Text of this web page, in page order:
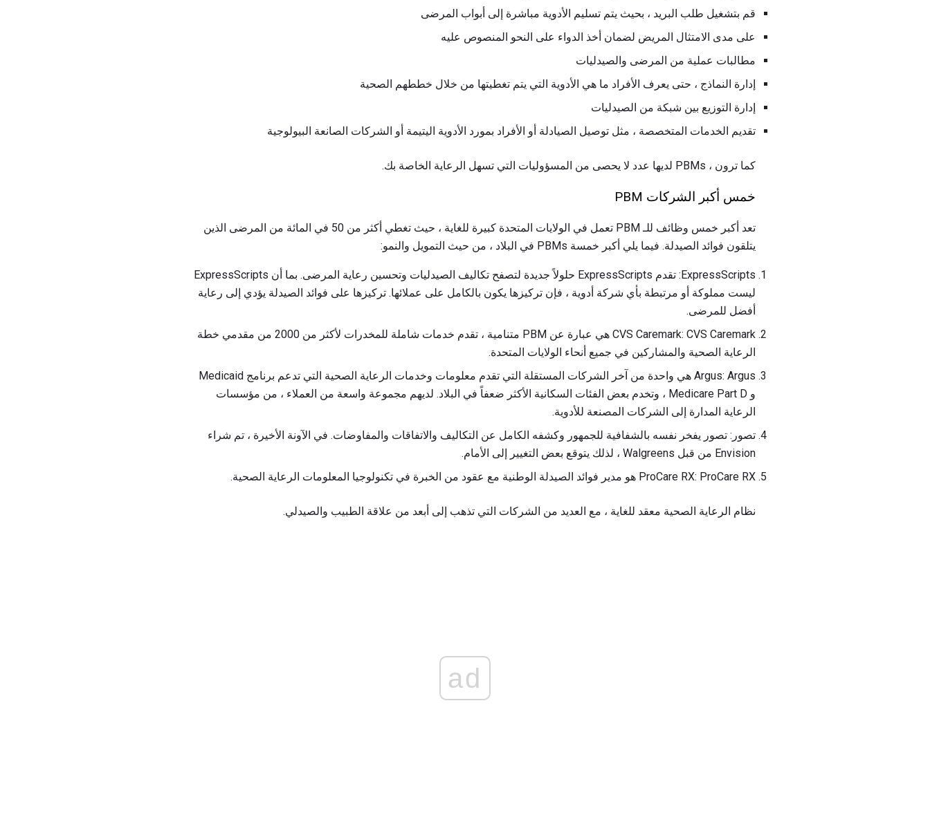
قم بتشغيل طلب البريد ، بحيث يتم تسليم الأدوية مباشرة إلى أبواب المرضى
على مدى الامتثال المريض لضمان أخذ الدواء على النحو المنصوص عليه
مطالبات عملية من المرضى والصيدليات
إدارة النماذج ، حتى يعرف الأفراد ما هي الأدوية التي يتم تغطيتها من خلال خططهم الصحية
إدارة التوزيع بين شبكة من الصيدليات
تقديم الخدمات المتخصصة ، مثل توصيل الصيادلة أو الأفراد بمورد الأدوية اليتيمة أو الشركات الصانعة البيولوجية
كما ترون ، PBMs لديها عدد لا يحصى من المسؤوليات التي تسهل الرعاية الخاصة بك.
خمس أكبر الشركات PBM
تعد أكبر خمس وظائف للـ PBM تعمل في الولايات المتحدة كبيرة للغاية ، حيث تغطي أكثر من 50 في المائة من المرضى الذين
يتلقون فوائد الصيدلة. فيما يلي أكبر خمسة PBMs في البلاد ، من حيث التمويل والنمو:
ExpressScripts: تقدم ExpressScripts حلولاً جديدة لتصفح تكاليف الصيدليات وتحسين رعاية المرضى. بما أن ExpressScripts
ليست مملوكة أو مرتبطة بأي شركة أدوية ، فإن تركيزها يكون بالكامل على عملائها. تركيزها على فوائد الصيدلة يؤدي إلى رعاية
أفضل للمرضى.
CVS Caremark: CVS Caremark هي عبارة عن PBM متنامية ، تقدم خدمات شاملة للمخدرات لأكثر من 2000 من مقدمي خطة
الرعاية الصحية والمشاركين في جميع أنحاء الولايات المتحدة.
Argus: Argus هي واحدة من آخر الشركات المستقلة التي تقدم معلومات وخدمات الرعاية الصحية التي تدعم برنامج Medicaid
و Medicare Part D ، وتخدم بعض الفئات السكانية الأكثر ضعفاً في البلاد. لديهم مجموعة واسعة من العملاء ، من مؤسسات
الرعاية المدارة إلى الشركات المصنعة للأدوية.
تصور: تصور يفخر نفسه بالشفافية للجمهور وكشفه الكامل عن التكاليف والاتفاقات والمفاوضات. في الآونة الأخيرة ، تم شراء
Envision من قبل Walgreens ، لذلك يتوقع بعض التغيير إلى الأمام.
ProCare RX: ProCare RX هو مدير فوائد الصيدلة الوطنية مع عقود من الخبرة في تكنولوجيا المعلومات الرعاية الصحية.
نظام الرعاية الصحية معقد للغاية ، مع العديد من الشركات التي تذهب إلى أبعد من علاقة الطبيب والصيدلي.
ad